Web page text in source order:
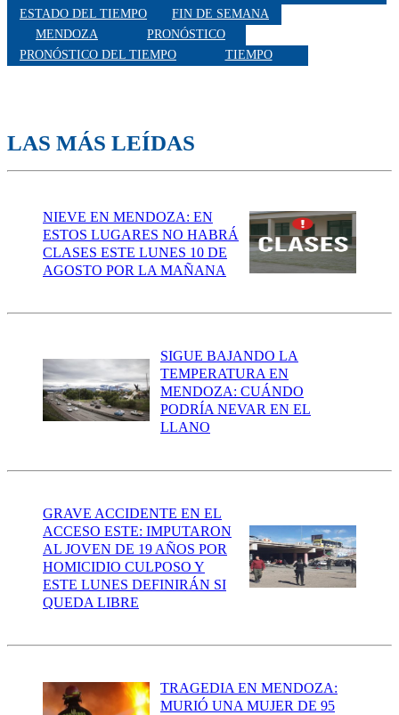
ESTADO DEL TIEMPO
FIN DE SEMANA
MENDOZA
PRONÓSTICO
PRONÓSTICO DEL TIEMPO
TIEMPO
LAS MÁS LEÍDAS
NIEVE EN MENDOZA: EN
ESTOS LUGARES NO HABRÁ
CLASES ESTE LUNES 10 DE
AGOSTO POR LA MAÑANA
SIGUE BAJANDO LA
TEMPERATURA EN
MENDOZA: CUÁNDO
PODRÍA NEVAR EN EL
LLANO
GRAVE ACCIDENTE EN EL
ACCESO ESTE: IMPUTARON
AL JOVEN DE 19 AÑOS POR
HOMICIDIO CULPOSO Y
ESTE LUNES DEFINIRÁN SI
QUEDA LIBRE
TRAGEDIA EN MENDOZA:
MURIÓ UNA MUJER DE 95